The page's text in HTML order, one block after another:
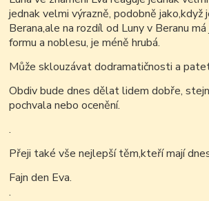
jednak velmi výrazně, podobně jako,když
Berana,ale na rozdíl od Luny v Beranu
formu a noblesu, je méně hrubá.
Může sklouzávat dodramatičnosti a
Obdiv bude dnes dělat lidem dobře,
pochvala nebo ocenění.
.
Přeji také vše nejlepší těm,kteří mají
Fajn den Eva.
.